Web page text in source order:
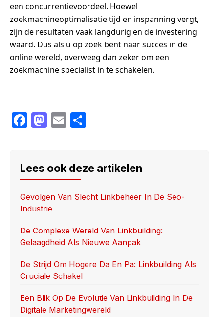
een concurrentievoordeel. Hoewel
zoekmachineoptimalisatie tijd en inspanning vergt,
zijn de resultaten vaak langdurig en de investering
waard. Dus als u op zoek bent naar succes in de
online wereld, overweeg dan zeker om een
zoekmachine specialist in te schakelen.
F
e
b
o
o
k
M
o
d
o
n
E
e
Lees ook deze artikelen
Gevolgen Van Slecht Linkbeheer In De Seo-
Industrie
De Complexe Wereld Van Linkbuilding:
Gelaagdheid Als Nieuwe Aanpak
De Strijd Om Hogere Da En Pa: Linkbuilding Als
Cruciale Schakel
Een Blik Op De Evolutie Van Linkbuilding In De
Digitale Marketingwereld